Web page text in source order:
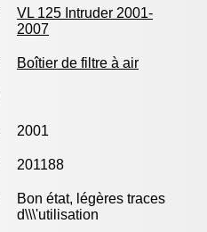
VL 125 Intruder 2001-
2007
Boîtier de filtre à air
2001
201188
Bon état, légères traces
d\\\'utilisation